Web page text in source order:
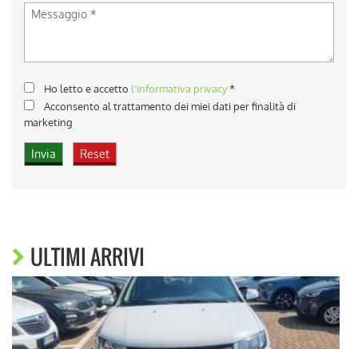
Ho letto e accetto l'informativa privacy*
Acconsento al trattamento dei miei dati per finalità di
marketing
ULTIMI ARRIVI